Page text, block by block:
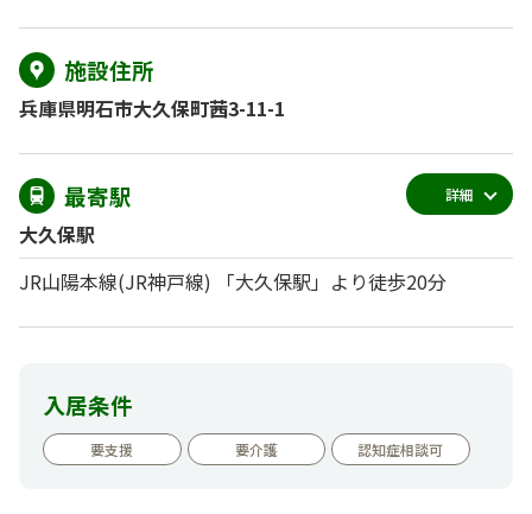
施設住所
兵庫県明石市大久保町茜3-11-1
最寄駅
大久保駅
JR山陽本線(JR神戸線) 「大久保駅」より徒歩20分
詳細
入居条件
要支援 要介護 認知症相談可